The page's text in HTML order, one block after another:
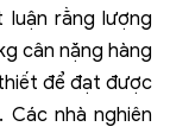
rằng lượng
cân nặng hàng
để đạt được
nhà nghiên